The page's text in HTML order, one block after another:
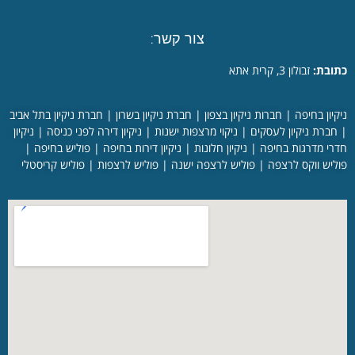
צור קשר:
כתובת: זבולון 3, קרית אתא
ניקיון בחיפה | חברות ניקיון בצפון | חברת ניקיון בשרון | חברת ניקיון בתל אביב
| חברת ניקיון לעסקים | ניקוי מרצפות ישנות | ניקיון דירה לפני כניסה | ניקיון
חדרי מדרגות בחיפה | ניקיון חלונות | ניקיון דירות בחיפה | פוליש בחיפה |
פוליש ווקס לרצפה | פוליש לרצפה ישנה | פוליש לרצפות | פוליש קריסטלי